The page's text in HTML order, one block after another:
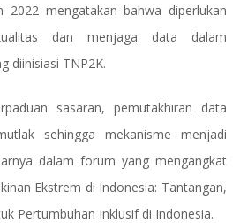
2022 mengatakan bahwa diperlukan
dan menjaga data dalam
diinisiasi TNP2K.
sasaran, pemutakhiran data
sehingga mekanisme menjadi
dalam forum yang mengangkat
Ekstrem di Indonesia: Tantangan,
Pertumbuhan Inklusif di Indonesia.